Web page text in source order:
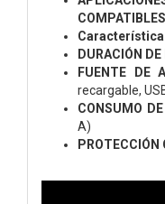
DURACIÓN
FUENTE DE
recargable,
CONSUMO
A)
PROTECCIÓN